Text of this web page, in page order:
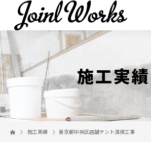
施工実績
施工実績 東京都中央区店舗テント清掃工事